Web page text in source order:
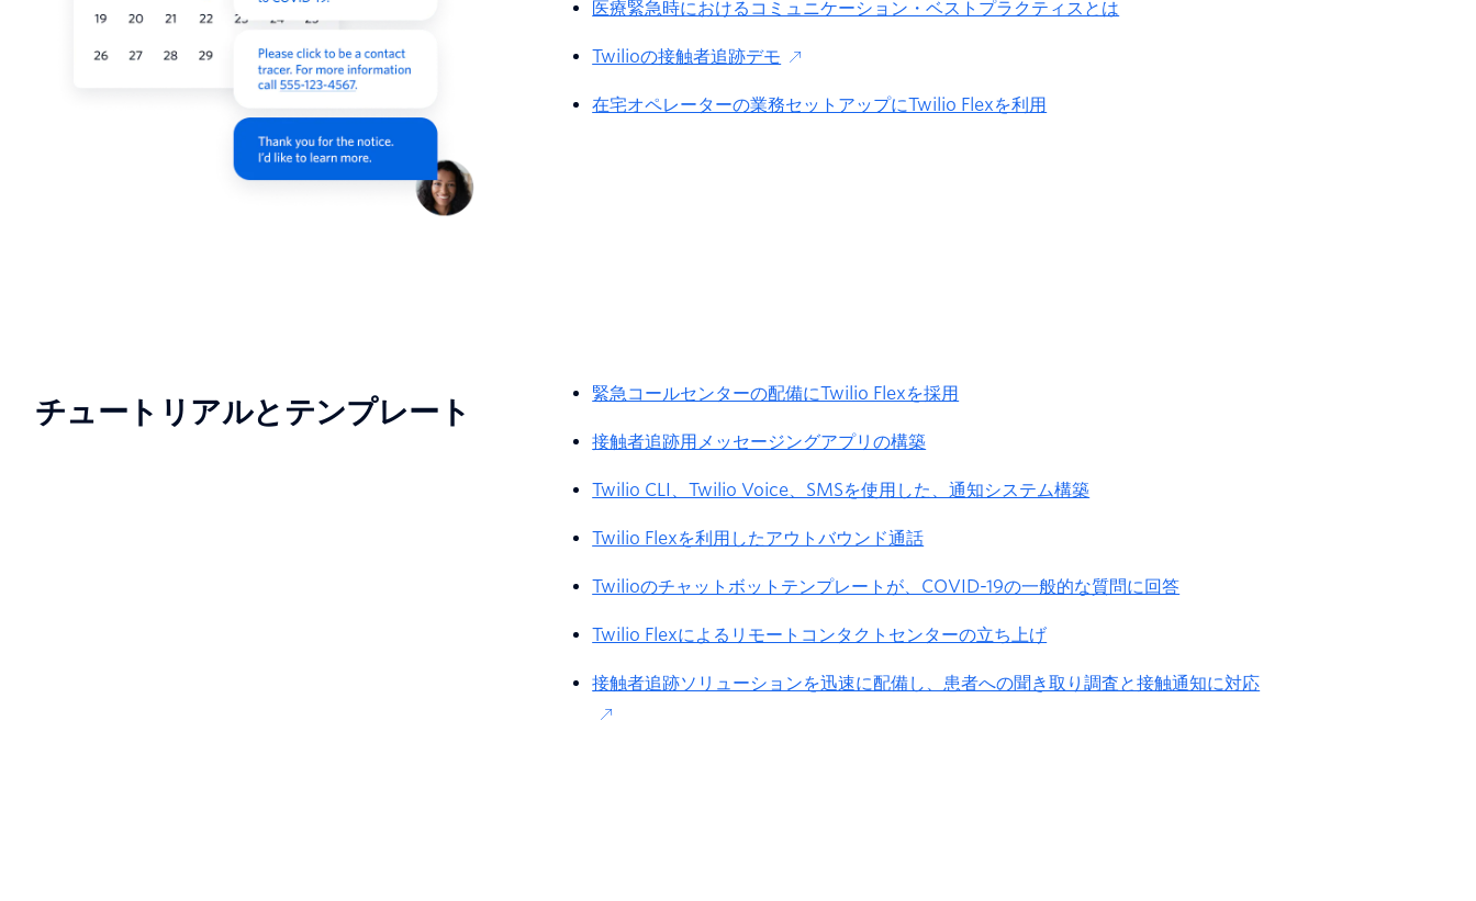
医療緊急時におけるコミュニケーション・ベストプラクティスとは
Twilioの接触者追跡デモ
在宅オペレーターの業務セットアップにTwilio Flexを利用
チュートリアルとテンプレート 緊急コールセンターの配備にTwilio Flexを採用
接触者追跡用メッセージングアプリの構築
Twilio CLI、Twilio Voice、SMSを使用した、通知システム構築
Twilio Flexを利用したアウトバウンド通話
Twilioのチャットボットテンプレートが、COVID-19の一般的な質問に回答
Twilio Flexによるリモートコンタクトセンターの立ち上げ
接触者追跡ソリューションを迅速に配備し、患者への聞き取り調査と接触通知に対応